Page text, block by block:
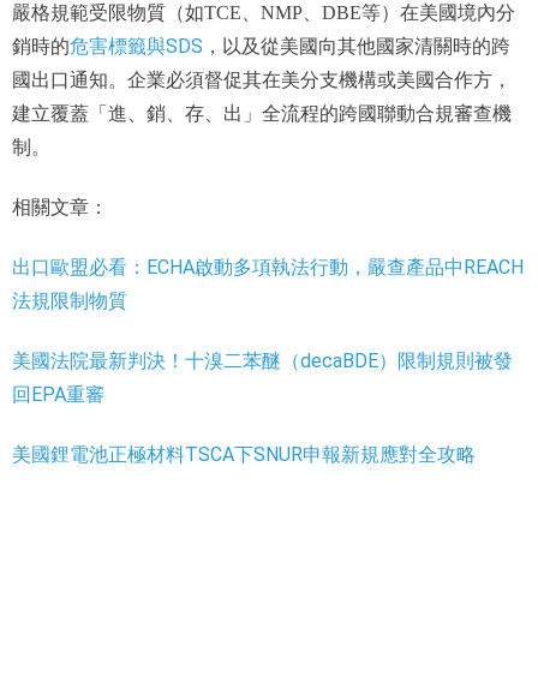
嚴格規範受限物質（如TCE、NMP、DBE等）在美國境內分
銷時的危害標籤與SDS ，以及從美國向其他國家清關時的跨
國出口通知。企業必須督促其在美分支機構或美國合作方，
建立覆蓋「進、銷、存、出」全流程的跨國聯動合規審查機
制。
相關文章：
出口歐盟必看：ECHA啟動多項執法行動，嚴查產品中REACH
法規限制物質
美國法院最新判決！十溴二苯醚（decaBDE）限制規則被發
回EPA重審
美國鋰電池正極材料TSCA下SNUR申報新規應對全攻略